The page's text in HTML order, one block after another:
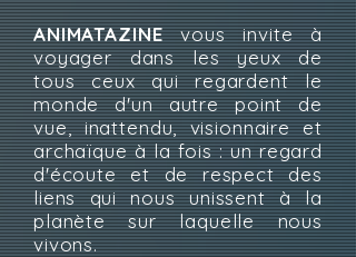
ANIMATAZINEvous invite à
voyager dans les yeux de
tous ceux qui regardent le
monde d'un autre point de
vue, inattendu, visionnaire et
archaïque à la fois : un regard
d'écoute et de respect des
liens qui nous unissent à la
planète sur laquelle nous
vivons.